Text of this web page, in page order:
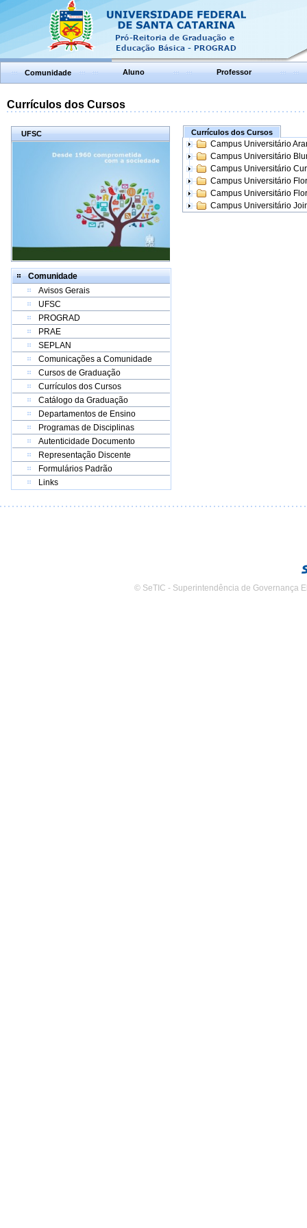
Comunidade Aluno Professor
Currículos dos Cursos
UFSC
Comunidade
Avisos Gerais
UFSC
PROGRAD
PRAE
SEPLAN
Comunicações a Comunidade
Cursos de Graduação
Currículos dos Cursos
Catálogo da Graduação
Departamentos de Ensino
Programas de Disciplinas
Autenticidade Documento
Representação Discente
Formulários Padrão
Links
Currículos dos Cursos
Campus Universitário
Campus Universitário
Campus Universitário
Campus Universitário
Campus Universitário
Campus Universitário
© SeTIC - Superintendência de Governança